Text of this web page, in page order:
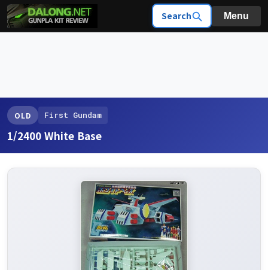
Search Menu
OLD First Gundam
1/2400 White Base